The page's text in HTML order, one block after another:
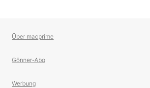
Über macprime
Gönner-Abo
Werbung